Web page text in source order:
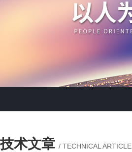
技术文章 / TECHNICAL ARTICLE